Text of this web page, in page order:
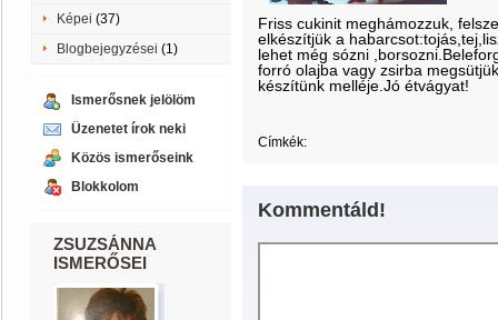
Képei (37)
Blogbejegyzései (1)
Ismerősnek jelölöm
Üzenetet írok neki
Közös ismerőseink
Blokkolom
ZSUZSÁNNA
ISMERŐSEI
Friss cukinit meghámozzuk,
elkészítjük a
lehet még sózni
forró olajba vagy zsirba
készítünk melléje.Jó étvágyat!
Címkék:
Kommentáld!